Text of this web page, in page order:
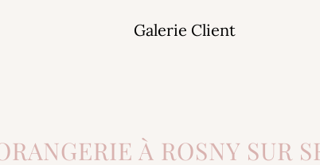
Galerie Client
À ROSNY SUR